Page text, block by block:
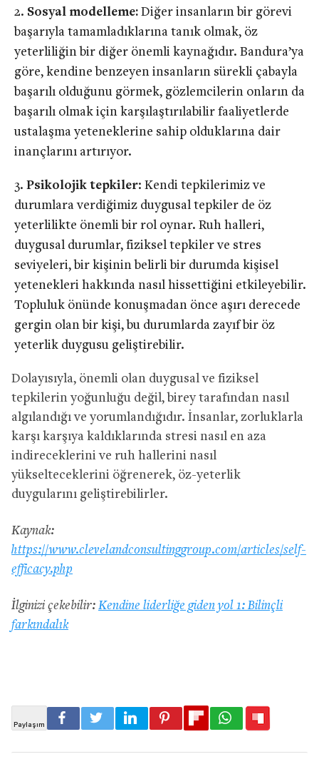
Sosyal modelleme: Diğer insanların bir görevi
başarıyla tamamladıklarına tanık olmak, öz
yeterliliğin bir diğer önemli kaynağıdır. Bandura’ya
göre, kendine benzeyen insanların sürekli çabayla
başarılı olduğunu görmek, gözlemcilerin onların da
başarılı olmak için karşılaştırılabilir faaliyetlerde
ustalaşma yeteneklerine sahip olduklarına dair
inançlarını artırıyor.
Psikolojik tepkiler: Kendi tepkilerimiz ve
durumlara verdiğimiz duygusal tepkiler de öz
yeterlilikte önemli bir rol oynar. Ruh halleri,
duygusal durumlar, fiziksel tepkiler ve stres
seviyeleri, bir kişinin belirli bir durumda kişisel
yetenekleri hakkında nasıl hissettiğini etkileyebilir.
Topluluk önünde konuşmadan önce aşırı derecede
gergin olan bir kişi, bu durumlarda zayıf bir öz
yeterlik duygusu geliştirebilir.
Dolayısıyla, önemli olan duygusal ve fiziksel
tepkilerin yoğunluğu değil, birey tarafından nasıl
algılandığı ve yorumlandığıdır. İnsanlar, zorluklarla
karşı karşıya kaldıklarında stresi nasıl en aza
indireceklerini ve ruh hallerini nasıl
yükselteceklerini öğrenerek, öz-yeterlik
duygularını geliştirebilirler.
Kaynak:
https://www.clevelandconsultinggroup.com/articles/self-
efficacy.php
İlginizi çekebilir: Kendine liderliğe giden yol 1: Bilinçli
farkındalık